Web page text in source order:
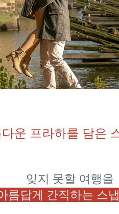
운 프라하를 담은
잊지 못할 여행을
름답게 간직하는 스